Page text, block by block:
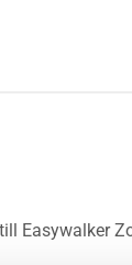
Easywalker